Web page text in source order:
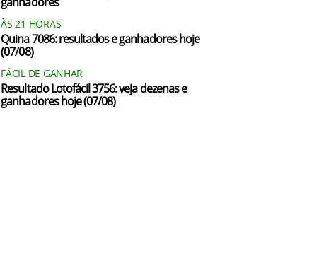
ÀS 21 HORAS
Quina 7086: resultados e ganhadores hoje
(07/08)
FÁCIL DE GANHAR
Resultado Lotofácil 3756: veja dezenas e
ganhadores hoje (07/08)